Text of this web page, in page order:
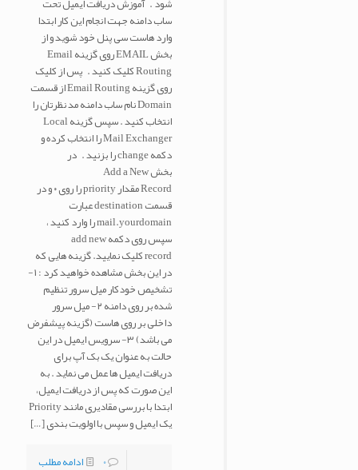
شود . آموزش دریافت ایمیل تحت
ساب دامنه جهت انجام این کار ابتدا
وارد هاست سی پنل خود شوید و از
بخش EMAIL روی گزینه Email
Routing کلیک کنید . پس از کلیک
روی گزینه Email Routing از قسمت
Domain نام ساب دامنه مد نظرتان را
انتخاب کنید . سپس گزینه Local
Mail Exchanger را انتخاب کرده و
دکمه change را بزنید . در
بخش Add a New
Record مقدار priority را روی ۰ و در
قسمت destination عبارت
mail.yourdomain را وارد کنید ،
سپس روی دکمه add new
record کلیک نمایید. گزینه هایی که
در این بخش مشاهده خواهید کرد : ۱-
تشخیص خودکار میل سرور تنظیم
شده بر روی دامنه ۲- میل سرور
داخلی بر روی هاست (گزینه پیشفرض
می باشد) ۳- سرویس ایمیل در این
حالت به عنوان یک بک آپ برای
دریافت ایمیل ها عمل می نماید . به
این صورت که پس از دریافت ایمیل،
ابتدا با بررسی مقادیری مانند Priority
یک ایمیل و سپس با اولویت بندی[…]
0
ادامه مطلب